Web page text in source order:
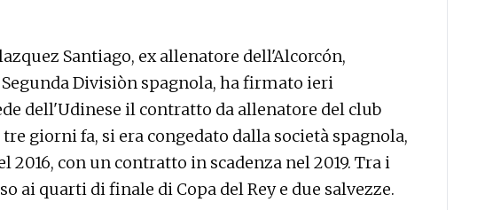
Santiago, ex allenatore dell'Alcorcón,
Divisiòn spagnola, ha firmato ieri
dell'Udinese il contratto da allenatore del club
giorni fa, si era congedato dalla società spagnola,
2016, con un contratto in scadenza nel 2019. Tra i
ai quarti di finale di Copa del Rey e due salvezze.